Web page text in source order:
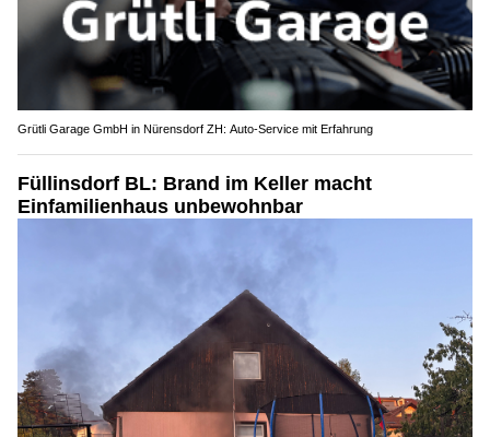
Grütli Garage GmbH in Nürensdorf ZH: Auto-Service mit Erfahrung
Füllinsdorf BL: Brand im Keller macht
Einfamilienhaus unbewohnbar